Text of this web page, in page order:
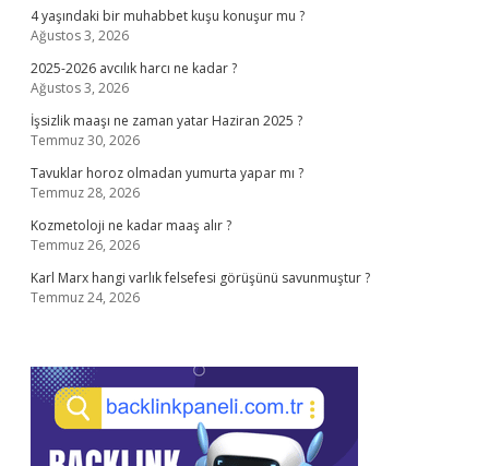
4 yaşındaki bir muhabbet kuşu konuşur mu ?
Ağustos 3, 2026
2025-2026 avcılık harcı ne kadar ?
Ağustos 3, 2026
İşsizlik maaşı ne zaman yatar Haziran 2025 ?
Temmuz 30, 2026
Tavuklar horoz olmadan yumurta yapar mı ?
Temmuz 28, 2026
Kozmetoloji ne kadar maaş alır ?
Temmuz 26, 2026
Karl Marx hangi varlık felsefesi görüşünü savunmuştur ?
Temmuz 24, 2026